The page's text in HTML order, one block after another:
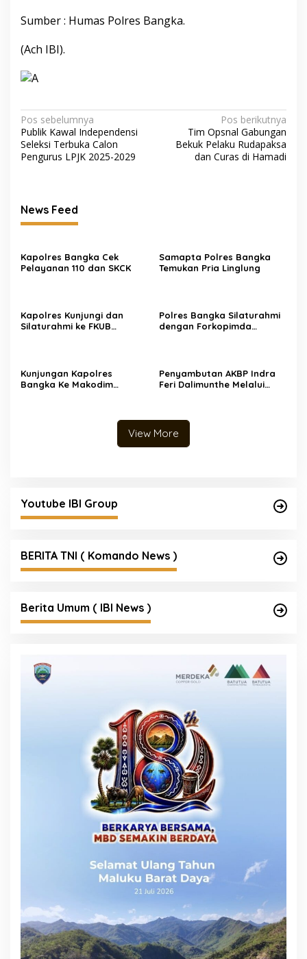
Sumber : Humas Polres Bangka.
(Ach IBI).
Navigasi
pos
Pos sebelumnya
Publik Kawal Independensi
Seleksi Terbuka Calon
Pengurus LPJK 2025-2029
Pos berikutnya
Tim Opsnal Gabungan
Bekuk Pelaku Rudapaksa
dan Curas di Hamadi
News Feed
Kapolres Bangka Cek
Pelayanan 110 dan SKCK
Samapta Polres Bangka
Temukan Pria Linglung
Kapolres Kunjungi dan
Silaturahmi ke FKUB
Polres Bangka Silaturahmi
dengan Forkopimda
Kunjungan Kapolres
Bangka Ke Makodim
Penyambutan AKBP Indra
Feri Dalimunthe Melalui
View More
Youtube IBI Group
BERITA TNI ( Komando News )
Berita Umum ( IBI News )